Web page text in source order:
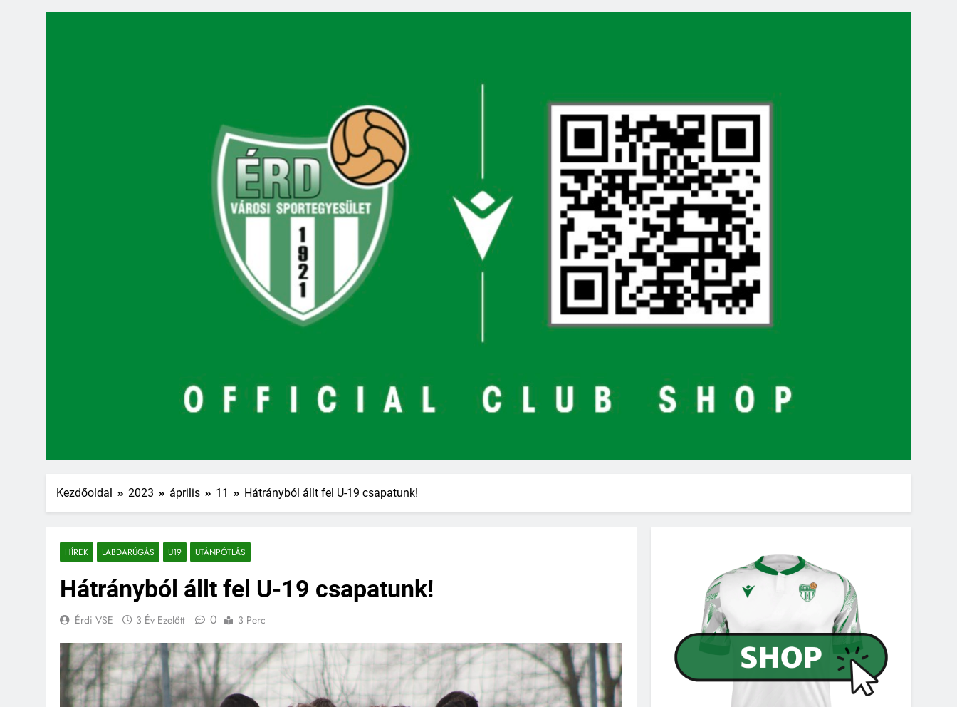
Kezdőoldal 2023 április 11 Hátrányból állt fel U-19 csapatunk!
HÍREK LABDARÚGÁS U19 UTÁNPÓTLÁS
Hátrányból állt fel U-19 csapatunk!
Érdi VSE 3 Év Ezelőtt 0 3 Perc